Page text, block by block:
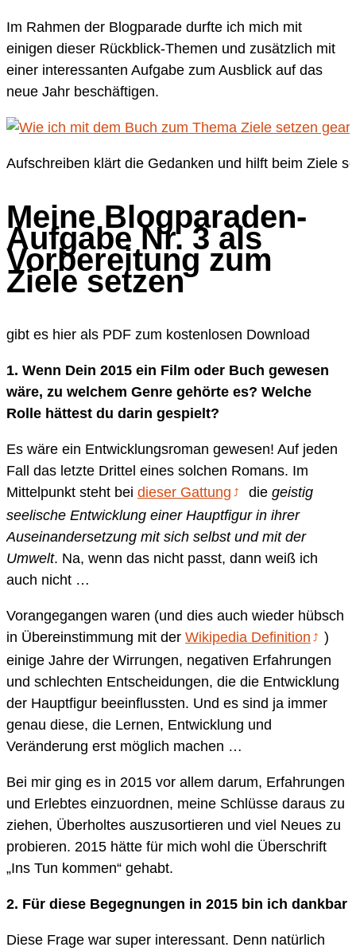
Im Rahmen der Blogparade durfte ich mich mit
einigen dieser Rückblick-Themen und zusätzlich mit
einer interessanten Aufgabe zum Ausblick auf das
neue Jahr beschäftigen.
Aufschreiben klärt die Gedanken und hilft beim Ziele
Meine Blogparaden-
Aufgabe Nr. 3 als
Vorbereitung zum
Ziele setzen
gibt es hier als PDF zum kostenlosen Download
1. Wenn Dein 2015 ein Film oder Buch gewesen
wäre, zu welchem Genre gehörte es? Welche
Rolle hättest du darin gespielt?
Es wäre ein Entwicklungsroman gewesen! Auf jeden
Fall das letzte Drittel eines solchen Romans. Im
Mittelpunkt steht bei dieser Gattung diegeistig
seelische Entwicklung einer Hauptfigur in ihrer
Auseinandersetzung mit sich selbst und mit der
Umwelt. Na, wenn das nicht passt, dann weiß ich
auch nicht …
Vorangegangen waren (und dies auch wieder hübsch
in Übereinstimmung mit der Wikipedia Definition
)
einige Jahre der Wirrungen, negativen Erfahrungen
und schlechten Entscheidungen, die die Entwicklung
der Hauptfigur beeinflussten. Und es sind ja immer
genau diese, die Lernen, Entwicklung und
Veränderung erst möglich machen …
Bei mir ging es in 2015 vor allem darum, Erfahrungen
und Erlebtes einzuordnen, meine Schlüsse daraus zu
ziehen, Überholtes auszusortieren und viel Neues zu
probieren. 2015 hätte für mich wohl die Überschrift
„Ins Tun kommen“ gehabt.
2. Für diese Begegnungen in 2015 bin ich dankbar
Diese Frage war super interessant. Denn natürlich